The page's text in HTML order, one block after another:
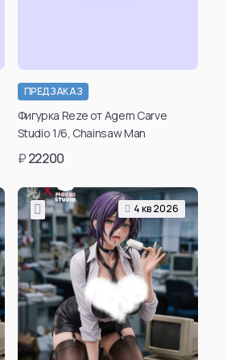
Gon Freecss
Leorio
Kaito
Hisoka Morou
Alluka Zoldyck
Isaac Netero
Смотреть все
Подтвердить свой
возраст для просмотра
можете в личном
кабинете после
регистрации.
Подтвердить
возраст
ПРЕДЗАКАЗ
Фигурка Reze от Agem Carve
Studio 1/6, Chainsaw Man
₽22200
4 кв 2026